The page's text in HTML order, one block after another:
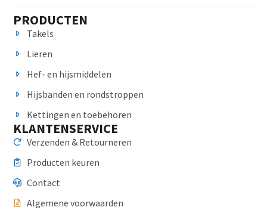
PRODUCTEN
Takels
Lieren
Hef- en hijsmiddelen
Hijsbanden en rondstroppen
Kettingen en toebehoren
KLANTENSERVICE
Verzenden & Retourneren
Producten keuren
Contact
Algemene voorwaarden